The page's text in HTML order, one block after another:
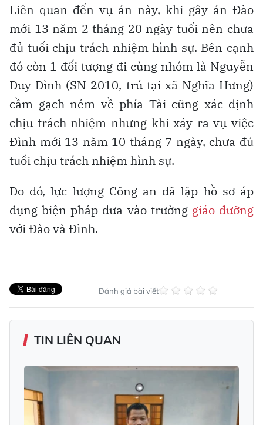
Liên quan đến vụ án này, khi gây án Đào
mới 13 năm 2 tháng 20 ngày tuổi nên chưa
đủ tuổi chịu trách nhiệm hình sự. Bên cạnh
đó còn 1 đối tượng đi cùng nhóm là Nguyễn
Duy Đình (SN 2010, trú tại xã Nghĩa Hưng)
cầm gạch ném về phía Tài cũng xác định
chịu trách nhiệm nhưng khi xảy ra vụ việc
Đình mới 13 năm 10 tháng 7 ngày, chưa đủ
tuổi chịu trách nhiệm hình sự.
Do đó, lực lượng Công an đã lập hồ sơ áp
dụng biện pháp đưa vào trường giáo dưỡng
với Đào và Đình.
Đánh giá bài viết
TIN LIÊN QUAN